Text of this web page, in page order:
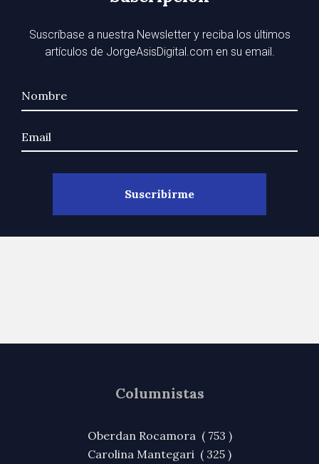
Suscríbase a nuestra Newsletter y reciba los últimos
artículos de JorgeAsisDigital.com en su email.
Columnistas
Oberdan Rocamora ( 753 )
Carolina Mantegari ( 325 )